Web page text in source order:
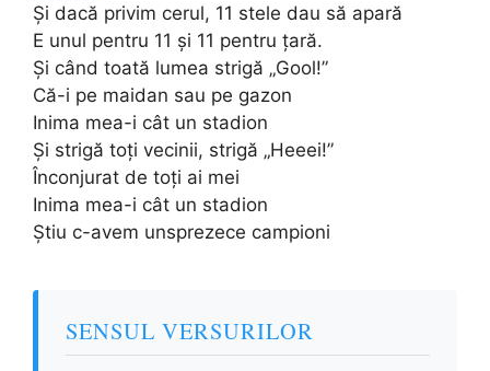
Și dacă privim cerul, 11 stele dau să apară
E unul pentru 11 și 11 pentru țară.
Și când toată lumea strigă „Gool!”
Că-i pe maidan sau pe gazon
Inima mea-i cât un stadion
Și strigă toți vecinii, strigă „Heeei!”
Înconjurat de toți ai mei
Inima mea-i cât un stadion
Știu c-avem unsprezece campioni
SENSUL VERSURILOR